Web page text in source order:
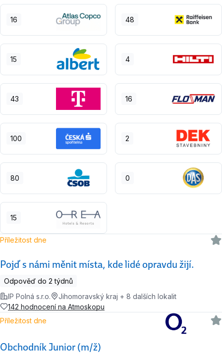
16 48
15 4
43 16
100 2
80 0
15
Pojď s námi měnit místa, kde lidé opravdu žijí.
Příležitost dne
Odpověď do 2 týdnů
IP Polná s.r.o.
Jihomoravský kraj + 8 dalších lokalit
142 hodnocení na Atmoskopu
Obchodník Junior (m/ž)
Příležitost dne